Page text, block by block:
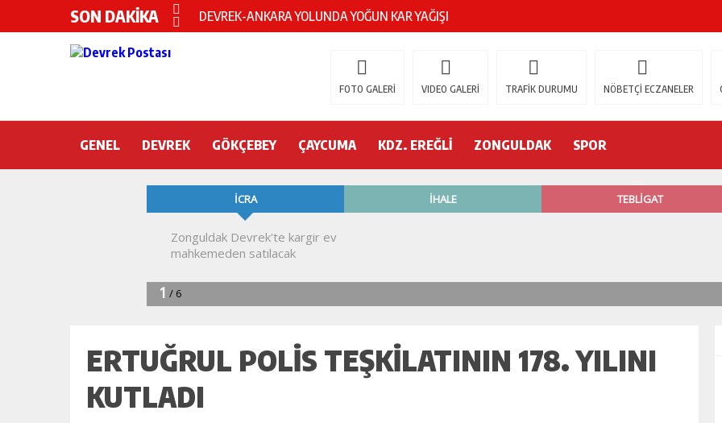
SON DAKİKA
Devrek KYK yurdunda intihar!
CHP’nin yeni genel başkanı Özgür Özel
DEVREK’TE YANGIN PANİĞİ
Devrek Engelsiz Yaşam Merkezi’nde neler oluyor?
DEVREK ÇATAKLI’YA TEŞEKKÜR ETTİ
FOTO GALERİ VIDEO GALERİ TRAFİK DURUMU NÖBETÇİ ECZANELER
GENEL DEVREK GÖKÇEBEY ÇAYCUMA KDZ. EREĞLİ ZONGULDAK SPOR
ERTUĞRUL POLİS TEŞKİLATININ 178. YILINI
KUTLADI